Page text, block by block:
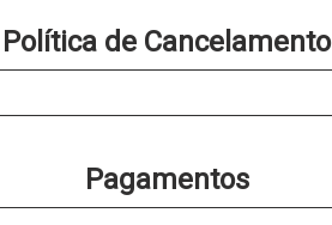
Política de Cancelamento
Pagamentos